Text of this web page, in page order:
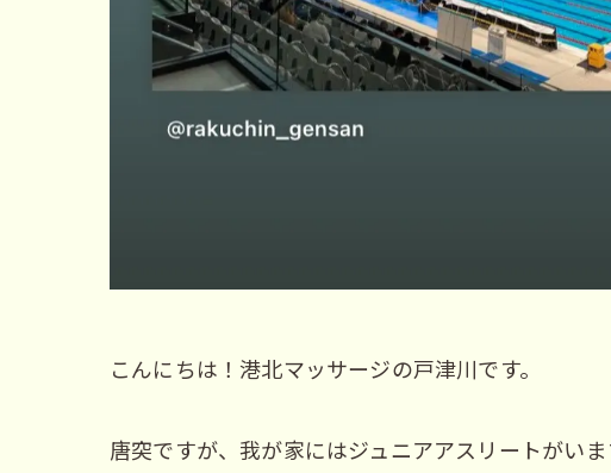
こんにちは！港北マッサージの戸津川です。
唐突ですが、我が家にはジュニアアスリートがい